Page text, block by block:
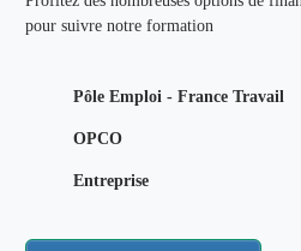
pour suivre notre formation
Pôle Emploi - France Travail
OPCO
Entreprise